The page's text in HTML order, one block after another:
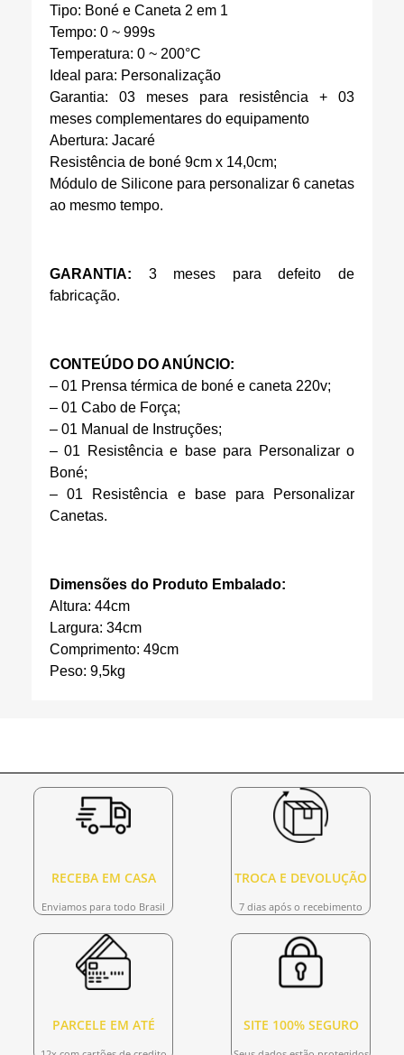
Tipo: Boné e Caneta 2 em 1
Tempo: 0 ~ 999s
Temperatura: 0 ~ 200°C
Ideal para: Personalização
Garantia: 03 meses para resistência + 03
meses complementares do equipamento
Abertura: Jacaré
Resistência de boné 9cm x 14,0cm;
Módulo de Silicone para personalizar 6 canetas
ao mesmo tempo.
GARANTIA: 3 meses para defeito de
fabricação.
CONTEÚDO DO ANÚNCIO:
– 01 Prensa térmica de boné e caneta 220v;
– 01 Cabo de Força;
– 01 Manual de Instruções;
– 01 Resistência e base para Personalizar o
Boné;
– 01 Resistência e base para Personalizar
Canetas.
Dimensões do Produto Embalado:
Altura: 44cm
Largura: 34cm
Comprimento: 49cm
Peso: 9,5kg
RECEBA EM CASA
Enviamos para todo Brasil
TROCA E DEVOLUÇÃO
7 dias após o recebimento
PARCELE EM ATÉ SITE 100% SEGURO